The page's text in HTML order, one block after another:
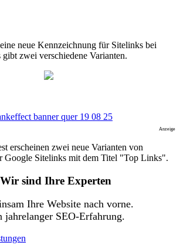
neue Kennzeichnung für Sitelinks bei
zwei verschiedene Varianten.
Anzeige
erscheinen zwei neue Varianten von
Google Sitelinks mit dem Titel "Top Links".
sind Ihre Experten
Ihre Website nach vorne.
jahrelanger SEO-Erfahrung.